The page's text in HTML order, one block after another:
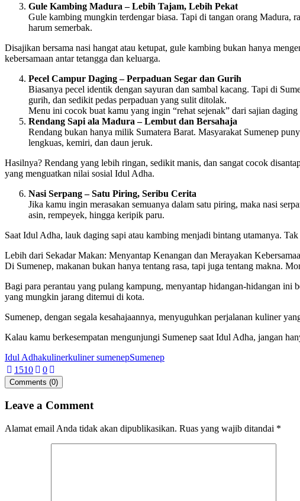
Gule Kambing Madura – Lebih Tajam, Lebih Pekat
Gule kambing mungkin terdengar biasa. Tapi di tangan orang Madura,
harum semerbak.
Disajikan bersama nasi hangat atau ketupat, gule kambing bukan hanya
kebersamaan antar tetangga dan keluarga.
Pecel Campur Daging – Perpaduan Segar dan Gurih
Biasanya pecel identik dengan sayuran dan sambal kacang. Tapi di
gurih, dan sedikit pedas perpaduan yang sulit ditolak.
Menu ini cocok buat kamu yang ingin “rehat sejenak” dari sajian
Rendang Sapi ala Madura – Lembut dan Bersahaja
Rendang bukan hanya milik Sumatera Barat. Masyarakat Sumenep
lengkuas, kemiri, dan daun jeruk.
Hasilnya? Rendang yang lebih ringan, sedikit manis, dan sangat cocok
yang menguatkan nilai sosial Idul Adha.
Nasi Serpang – Satu Piring, Seribu Cerita
Jika kamu ingin merasakan semuanya dalam satu piring, maka nasi
asin, rempeyek, hingga keripik paru.
Saat Idul Adha, lauk daging sapi atau kambing menjadi bintang utamanya.
Lebih dari Sekadar Makan: Menyantap Kenangan dan Merayakan
Di Sumenep, makanan bukan hanya tentang rasa, tapi juga tentang makna.
Bagi para perantau yang pulang kampung, menyantap hidangan-hidangan ini
yang mungkin jarang ditemui di kota.
Sumenep, dengan segala kesahajaannya, menyuguhkan perjalanan kuliner
Kalau kamu berkesempatan mengunjungi Sumenep saat Idul Adha, jangan
Idul Adhakulinerkuliner sumenepSumenep
1510 0
Comments (0)
Leave a Comment
Alamat email Anda tidak akan dipublikasikan. Ruas yang wajib ditandai *